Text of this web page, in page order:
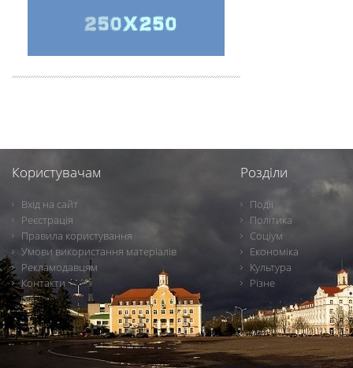
Користувачам
Вхід на сайт
Реєстрація
Правила користування
Умови використання матеріалів
Рекламодавцям
Контакти
Розділи
Події
Політика
Соціум
Економіка
Культура
Різне